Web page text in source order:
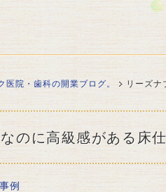
医院・歯科の開業ブログ。 リーズナ
のに高級感がある床
例